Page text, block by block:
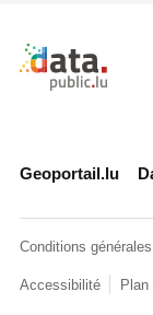
Retour à
Geoportail.lu
Conditions
Accessibilité